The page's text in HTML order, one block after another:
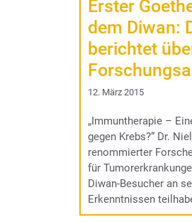
Erster
dem Diwan:
berichtet
12. März 2015
„Immuntherapie –
gegen Krebs?“ Dr.
renommierter
für
Diwan-Besucher an
Erkenntnissen